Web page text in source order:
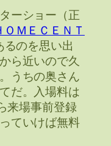
ーショー（正
ＯＭＥＣＥＮＴ
のを思い出
ら近いので久
うちの奥さん
だ。入場料は
来場事前登録
ていけば無料